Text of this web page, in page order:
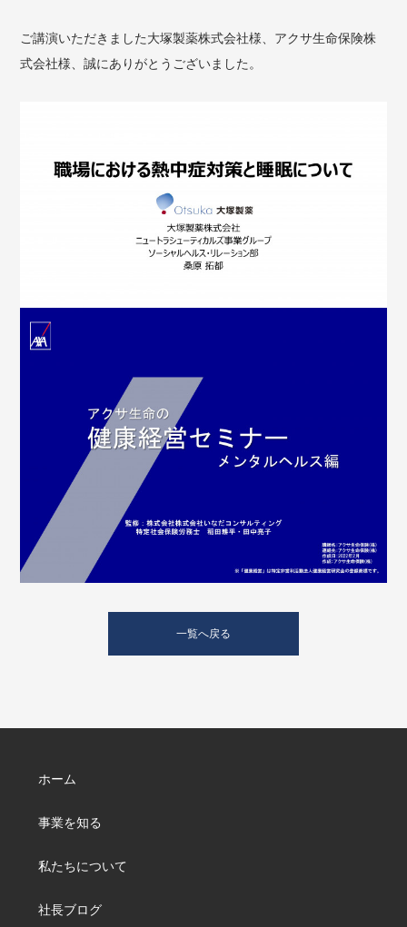
ご講演いただきました大塚製薬株式会社様、アクサ生命保険株
式会社様、誠にありがとうございました。
一覧へ戻る
ホーム
事業を知る
私たちについて
社長ブログ